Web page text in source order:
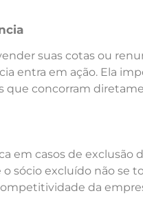
suas cotas ou
entra em ação. Ela
que concorram
em casos de exclusão
sócio excluído não se
da